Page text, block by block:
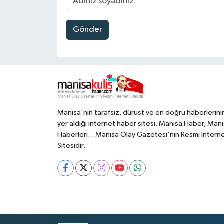
Gönder
Manisa'nın tarafsız, dürüst ve en doğru
yer aldığı internet haber sitesi. Manisa Haber,
Haberleri... Manisa Olay Gazetesi'nin Resmi
Sitesidir.